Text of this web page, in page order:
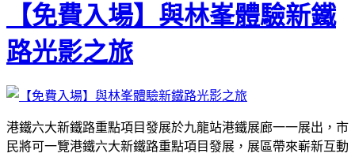
【免費入場】與林峯體驗新鐵
路光影之旅
港鐵六大新鐵路重點項目發展於九龍站港鐵展廊一一展出，市
民將可一覽港鐵六大新鐵路重點項目發展，展區帶來嶄新互動